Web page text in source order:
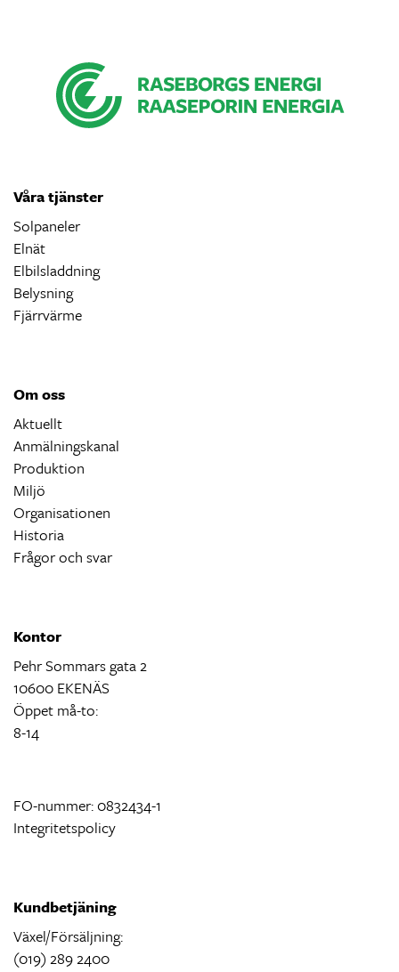
Våra tjänster
Solpaneler
Elnät
Elbilsladdning
Belysning
Fjärrvärme
Om oss
Aktuellt
Anmälningskanal
Produktion
Miljö
Organisationen
Historia
Frågor och svar
Kontor
Pehr Sommars gata 2
10600 EKENÄS
Öppet må-to:
8-14
FO-nummer: 0832434-1
Integritetspolicy
Kundbetjäning
Växel/Försäljning:
(019) 289 2400